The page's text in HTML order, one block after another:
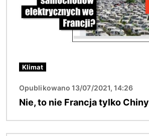
Klimat
Opublikowano 13/07/2021, 14:26
Nie, to nie Francja tylko Chiny